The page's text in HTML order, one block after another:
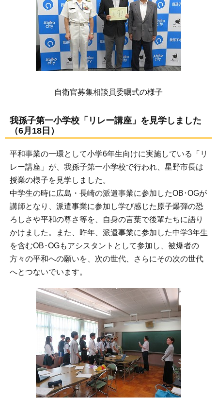
自衛官募集相談員委嘱式の様子
我孫子第一小学校「リレー講座」を見学しました
（6月18日）
平和事業の一環として小学6年生向けに実施している「リ
レー講座」が、我孫子第一小学校で行われ、星野市長は
授業の様子を見学しました。
中学生の時に広島・長崎の派遣事業に参加したOB･OGが
講師となり、派遣事業に参加し学び感じた原子爆弾の恐
ろしさや平和の尊さ等を、自身の言葉で後輩たちに語り
かけました。また、昨年、派遣事業に参加した中学3年生
を含むOB･OGもアシスタントとして参加し、被爆者の
方々の平和への願いを、次の世代、さらにその次の世代
へとつないでいます。